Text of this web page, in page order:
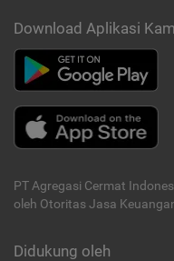
Download Aplikasi
PT Agregasi Cermat
oleh Otoritas Jasa
Didukung oleh